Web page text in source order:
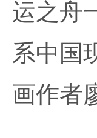
运之舟
系中国
画作者